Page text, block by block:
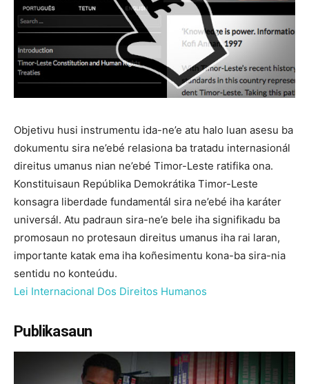
Objetivu husi instrumentu ida-ne’e atu halo luan asesu ba
dokumentu sira ne’ebé relasiona ba tratadu internasionál
direitus umanus nian ne’ebé Timor-Leste ratifika ona.
Konstituisaun Repúblika Demokrátika Timor-Leste
konsagra liberdade fundamentál sira ne’ebé iha karáter
universál. Atu padraun sira-ne’e bele iha signifikadu ba
promosaun no protesaun direitus umanus iha rai laran,
importante katak ema iha koñesimentu kona-ba sira-nia
sentidu no konteúdu.
Lei Internacional Dos Direitos Humanos
Publikasaun